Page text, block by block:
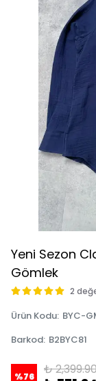
Yeni Sezon
Gömlek
2
Ürün Kodu: BYC-
Barkod: B2BYC81
%76 ₺